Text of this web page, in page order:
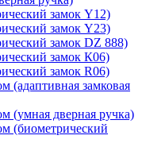
замок Y12)
замок Y23)
замок DZ 888)
замок К06)
замок R06)
(адаптивная замковая
(умная дверная ручка)
(биометрический